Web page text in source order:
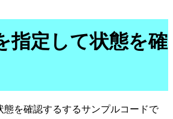
指定して状態を確
態を確認するするサンプルコードで